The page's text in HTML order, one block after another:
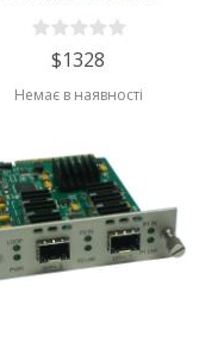
$1328
Немає в наявності